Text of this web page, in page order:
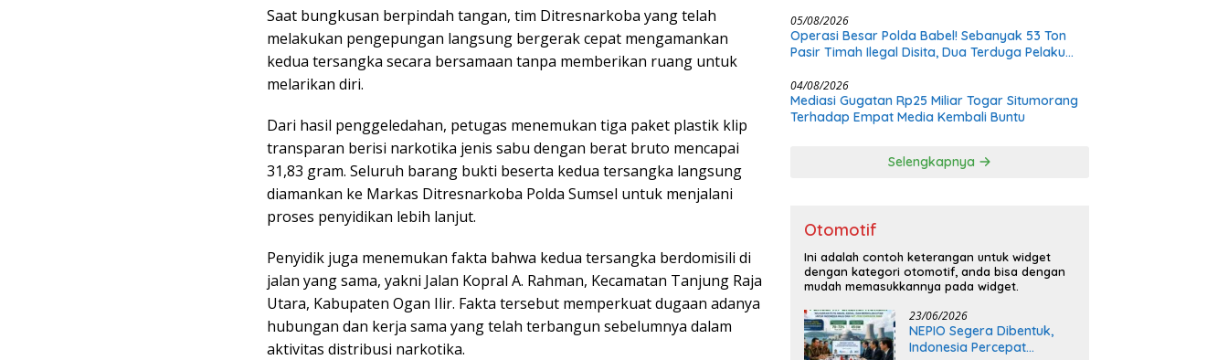
Saat bungkusan berpindah tangan, tim Ditresnarkoba yang telah
melakukan pengepungan langsung bergerak cepat mengamankan
kedua tersangka secara bersamaan tanpa memberikan ruang untuk
melarikan diri.
Dari hasil penggeledahan, petugas menemukan tiga paket plastik klip
transparan berisi narkotika jenis sabu dengan berat bruto mencapai
31,83 gram. Seluruh barang bukti beserta kedua tersangka langsung
diamankan ke Markas Ditresnarkoba Polda Sumsel untuk menjalani
proses penyidikan lebih lanjut.
Penyidik juga menemukan fakta bahwa kedua tersangka berdomisili di
jalan yang sama, yakni Jalan Kopral A. Rahman, Kecamatan Tanjung Raja
Utara, Kabupaten Ogan Ilir. Fakta tersebut memperkuat dugaan adanya
hubungan dan kerja sama yang telah terbangun sebelumnya dalam
aktivitas distribusi narkotika.
05/08/2026
Operasi Besar Polda Babel! Sebanyak 53 Ton
Pasir Timah Ilegal Disita, Dua Terduga Pelaku
04/08/2026
Mediasi Gugatan Rp25 Miliar Togar Situmorang
Terhadap Empat Media Kembali Buntu
Selengkapnya
Otomotif
Ini adalah contoh keterangan untuk widget
dengan kategori otomotif, anda bisa dengan
mudah memasukkannya pada widget.
23/06/2026
NEPIO Segera Dibentuk,
Indonesia Percepat